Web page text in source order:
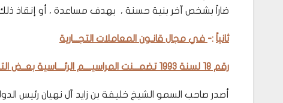
ضاراً بشخص آخر بنية حسنة ، بهدف مساعدة ، أو إنقاذ
ثانياً :- في مجال قانـون المعاملات التجـــارية
رقم 18 لسنة 1993 تضمـــنت المراسيــــم الرئــــاسية بعــض التـــغييرات الرئيسية
أصدر صاحب السمو الشيخ خليفة بن زايد آل نهيان رئيس